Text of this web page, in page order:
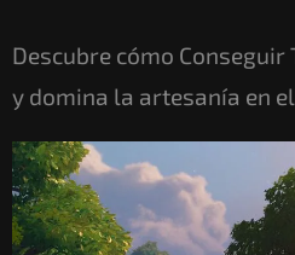
Descubre cómo
y domina la artesanía en